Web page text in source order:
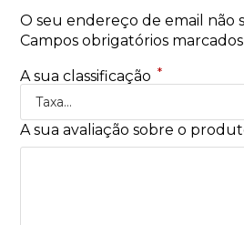
O seu endereço de email não
Campos obrigatórios
A sua classificação *
A sua avaliação sobre o